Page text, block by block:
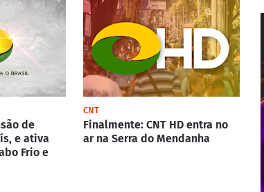
de
e ativa
Frio e
CNT
Finalmente: CNT HD entra no
ar na Serra do Mendanha